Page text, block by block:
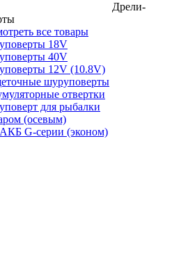
Дрели-
все товары
18V
40V
12V (10.8V)
шуруповерты
отвертки
для рыбалки
(осевым)
G-серии (эконом)